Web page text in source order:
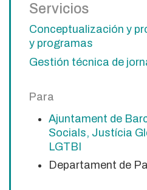
Servicios
Conceptualización y
y programas
Gestión técnica de
Para
Ajuntament de
Socials, Justícia
LGTBI
Departament de